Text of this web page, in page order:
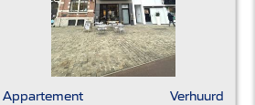
Appartement Verhuurd